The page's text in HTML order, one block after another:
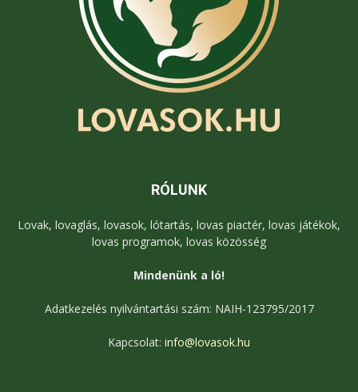
RÓLUNK
Lovak, lovaglás, lovasok, lótartás, lovas piactér, lovas játékok,
lovas programok, lovas közösség
Mindenünk a ló!
Adatkezelés nyilvántartási szám: NAIH-123795/2017
Kapcsolat: info@lovasok.hu